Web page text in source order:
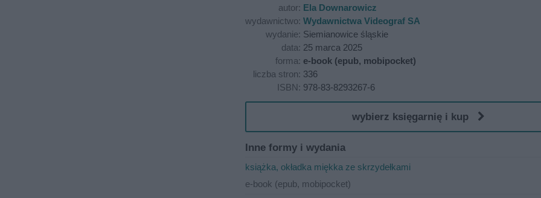
autor: Ela Downarowicz
wydawnictwo: Wydawnictwa Videograf SA
wydanie: Siemianowice śląskie
data: 25 marca 2025
forma: e-book (epub, mobipocket)
liczba stron: 336
ISBN: 978-83-8293267-6
wybierz księgarnię i kup
Inne formy i wydania
książka, okładka miękka ze skrzydełkami
e-book (epub, mobipocket)